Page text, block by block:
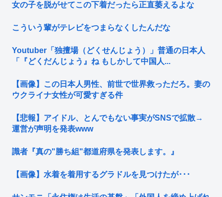
女の子を脱がせてこの下着だったら正直萎えるよな
こういう輩がテレビをつまらなくしたんだな
Youtuber「独擅場（どくせんじょう）」普通の日本人
「『どくだんじょう』ね もしかして中国人...
【画像】この日本人男性、前世で世界救っただろ。妻の
ウクライナ女性が可愛すぎる件
【悲報】アイドル、とんでもない事実がSNSで拡散→
運営が声明を発表www
識者『真の"勝ち組"都道府県を発表します。』
【画像】水着を着用するグラドルを見つけたが･･･